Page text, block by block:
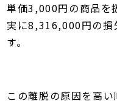
単価3,000円の商品を
実に8,316,000円の損
す。
この離脱の原因を高